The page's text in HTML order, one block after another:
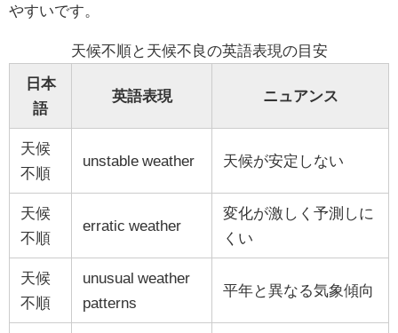
やすいです。
天候不順と天候不良の英語表現の目安
日本
語
英語表現 ニュアンス
天候
不順
unstable weather 天候が安定しない
天候
不順
erratic weather
変化が激しく予測しに
くい
天候
不順
unusual weather
patterns
平年と異なる気象傾向